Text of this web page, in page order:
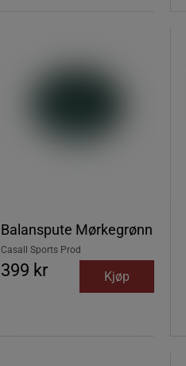
Balanspute Mørkegrønn
Casall Sports Prod
399 kr Kjøp